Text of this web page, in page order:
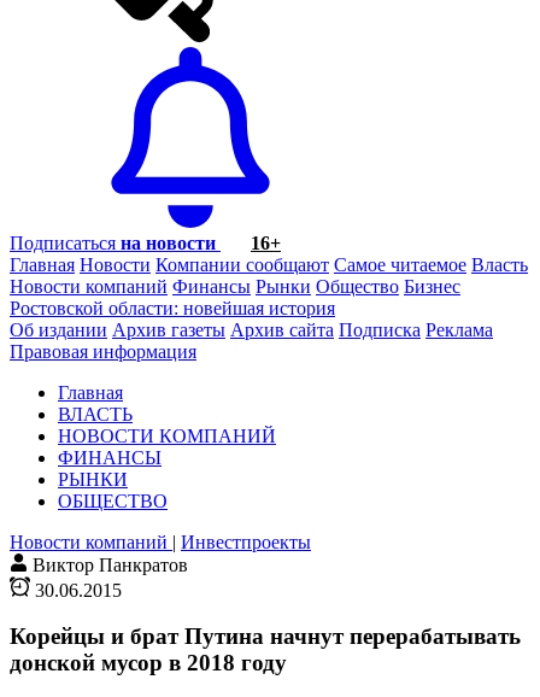
Подписаться на новости
16+
Главная Новости Компании сообщают Самое читаемое Власть
Новости компаний Финансы Рынки Общество Бизнес
Ростовской области: новейшая история
Об издании Архив газеты Архив сайта Подписка Реклама
Правовая информация
Главная
ВЛАСТЬ
НОВОСТИ КОМПАНИЙ
ФИНАНСЫ
РЫНКИ
ОБЩЕСТВО
Новости компаний | Инвестпроекты
Виктор Панкратов
30.06.2015
Корейцы и брат Путина начнут перерабатывать
донской мусор в 2018 году